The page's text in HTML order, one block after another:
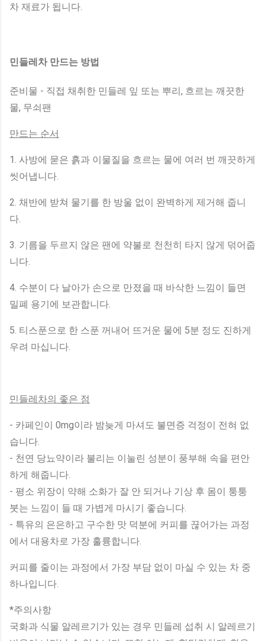
차 재료가 됩니다.
민들레차 만드는 방법
준비물 - 직접 채취한 민들레 잎 또는 뿌리, 흐르는 깨끗한
물, 무쇠팬
만드는 순서
1. 사방에 묻은 흙과 이물질을 흐르는 물에 여러 번 깨끗하게
씻어냅니다.
2. 채반에 받쳐 물기를 한 방울 없이 완벽하게 제거해 줍니
다.
3. 기름을 두르지 않은 팬에 약불로 천천히 타지 않게 덖어줍
니다.
4. 수분이 다 날아가 손으로 만졌을 때 바삭한 느낌이 들면
밀폐 용기에 보관합니다.
5. 티스푼으로 한 스푼 꺼내어 뜨거운 물에 5분 정도 진하게
우려 마십니다.
민들레차의 좋은 점
- 카페인이 0mg이라 밤늦게 마셔도 불면증 걱정이 전혀 없
습니다.
- 천연 당뇨약이라 불리는 이눌린 성분이 풍부해 속을 편안
하게 해줍니다.
- 평소 위장이 약해 소화가 잘 안 되거나 기상 후 몸이 퉁퉁
붓는 느낌이 들 때 가볍게 마시기 좋습니다.
- 특유의 은은하고 구수한 맛 덕분에 커피를 끊어가는 과정
에서 대용차로 가장 훌륭합니다.
커피를 줄이는 과정에서 가장 부담 없이 마실 수 있는 차 중
하나입니다.
*주의사항
국화과 식물 알레르기가 있는 경우 민들레 섭취 시 알레르기